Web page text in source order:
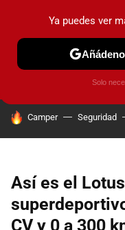
PRUEBAS COCHES
HOY SE HABLA DE
Camper Seguridad
Así es el Lotus
CV y 0 a 300
Ya puedes ver
Solo